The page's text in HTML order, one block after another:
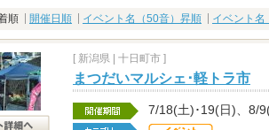
順 開催日順 イベント名（50音）昇順 イベント
[ 新潟県 十日町市 ]
まつだいマルシェ･軽トラ市
7/18(土)･19(日)、8/